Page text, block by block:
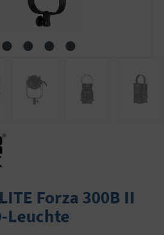
Forza 300B II
Leuchte